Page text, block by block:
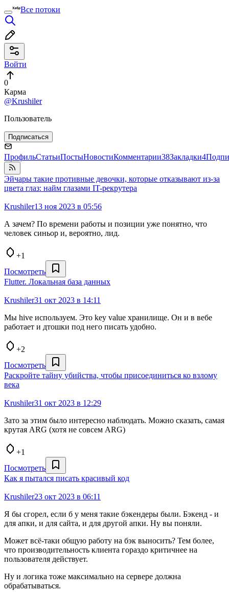
Все потоки
Войти
0
Карма
@Krushiler
Пользователь
Подписаться
ПрофильСтатьиПостыНовостиКомментарии38Закладки4
Эйчары такие противные девочки, которые отказывают из-за
цвета глаз: найм глазами IT-рекрутера
Krushiler13 ноя 2023 в 05:56
А зачем? По времени работы и позиции уже понятно, что
человек синьор и, вероятно, лид.
+1
Посмотреть
Flutter. Локальная база данных
Krushiler31 окт 2023 в 14:11
Мы hive используем. Это key value хранилище. Он и в вебе
работает и дтошки под него писать удобно.
+2
Посмотреть
Раскройте тайну убийства, чтобы присоединиться ко взлому
века
Krushiler31 окт 2023 в 12:29
Зато за этим было интересно наблюдать. Можно сказать, самая
крутая ARG (хотя не совсем ARG)
+1
Посмотреть
Как я пытался писать красивый код
Krushiler23 окт 2023 в 06:11
Я бы сгорел, если б у меня такие бэкендеры были. Бэкенд - и
для апки, и для сайта, и для другой апки. Ну вы поняли.
Может всё-таки общую работу на бэк выносить? Тем более,
что производительность клиента гораздо критичнее на
пользователя действует.
Ну и логика тоже максимально на сервере должна
обрабатываться.